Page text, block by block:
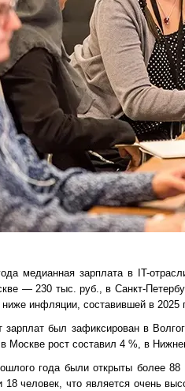
медианная зарплата в IT-
— 230 тыс. руб., в Санкт-
инфляции, составившей в 2025
зарплат был зафиксирован в
Москве рост составил 4 %, в
года были открыты более
18 человек, что является очень